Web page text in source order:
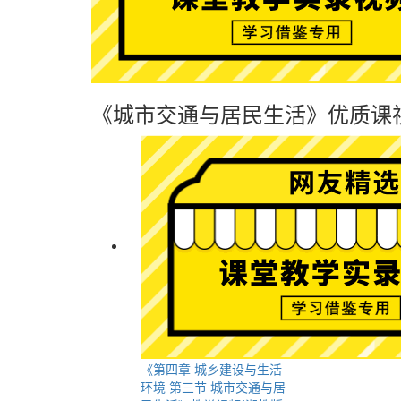
《城市交通与居民生活》优质课
《第四章 城乡建设与生活
环境 第三节 城市交通与居